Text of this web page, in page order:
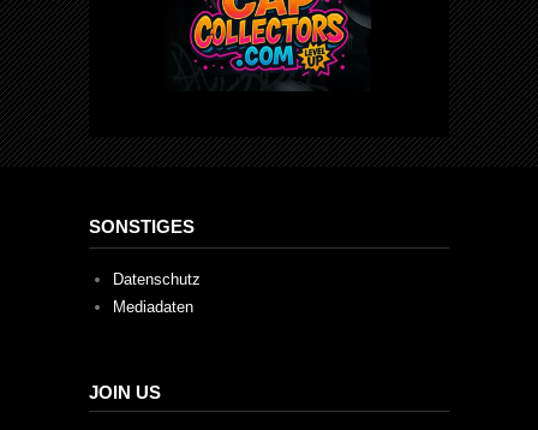
SONSTIGES
Datenschutz
Mediadaten
JOIN US